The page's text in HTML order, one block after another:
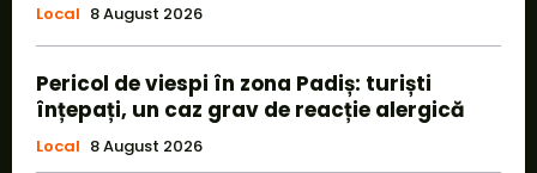
Local 8 August 2026
Pericol de viespi în zona Padiș: turiști
înțepați, un caz grav de reacție alergică
Local 8 August 2026